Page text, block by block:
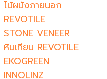
ไม้ผนังภายนอก
REVOTILE
STONE VENEER​
หินเทียม REVOTILE​
EKOGREEN
INNOLINZ